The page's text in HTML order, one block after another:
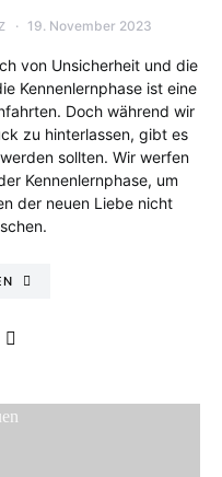
19. November 2023
von Unsicherheit und die
Kennenlernphase ist eine
Doch während wir
zu hinterlassen, gibt es
sollten. Wir werfen
Kennenlernphase, um
der neuen Liebe nicht